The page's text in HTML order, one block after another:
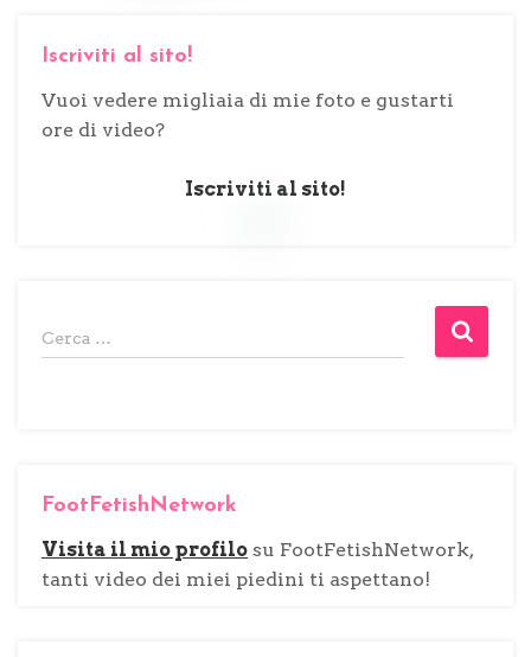
Iscriviti al sito!
Vuoi vedere migliaia di mie foto e gustarti
ore di video?
Iscriviti al sito!
R
i
a
p
e
Cerca …
FootFetishNetwork
Visita il mio profilo su FootFetishNetwork,
tanti video dei miei piedini ti aspettano!